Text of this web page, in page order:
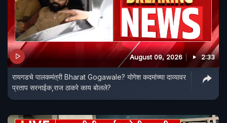
August 09, 2026 2:33
रायगडचे पालकमंत्री Bharat Gogawale? योगेश कदमांच्या दाव्यावर
प्रताप सरनाईक,राज ठाकरे काय बोलले?